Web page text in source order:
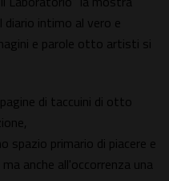
diario intimo al vero e
e parole otto artisti si
di taccuini di otto
spazio primario di piacere e
anche all'occorrenza una